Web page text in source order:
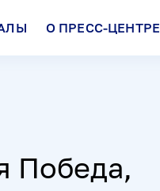
О ПРЕСС-ЦЕНТРЕ
Победа,